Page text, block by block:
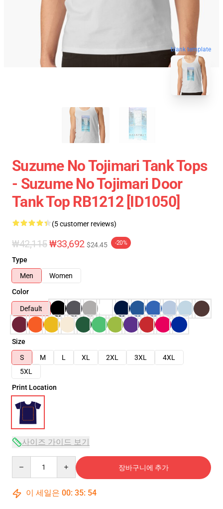
blank template
Suzume No Tojimari Tank Tops
- Suzume No Tojimari Door
Tank Top RB1212 [ID1050]
(5 customer reviews)
₩42,115₩33,692 $24.45 -20%
Type
Men
Women
Color
Default
Size
S
M L XL 2XL 3XL
4XL
5XL
Print Location
사이즈 가이드 보기
장바구니에 추가
이 세일은 00: 35: 54